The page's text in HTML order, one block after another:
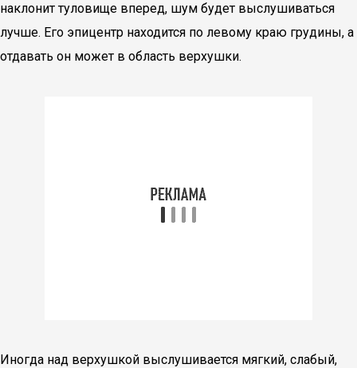
наклонит туловище вперед, шум будет выслушиваться
лучше. Его эпицентр находится по левому краю грудины, а
отдавать он может в область верхушки.
Иногда над верхушкой выслушивается мягкий, слабый,